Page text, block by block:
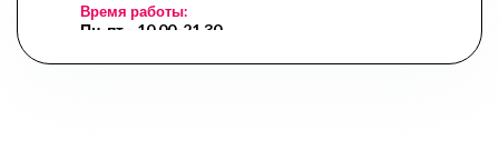
Время работы:
Пн-пт - 10.00-21.30,
Вс - 10.00-20.00,